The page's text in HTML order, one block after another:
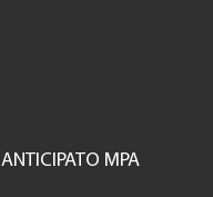
MODELLO DI PENSIONAMENTO ANTICIPATO MPA